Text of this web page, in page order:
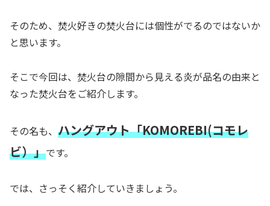
そのため、焚火好きの焚火台には個性がでるのではないか
と思います。
そこで今回は、焚火台の隙間から見える炎が品名の由来と
なった焚火台をご紹介します。
その名も、 ハングアウト「KOMOREBI(コモレ
ビ）」です。
では、さっそく紹介していきましょう。